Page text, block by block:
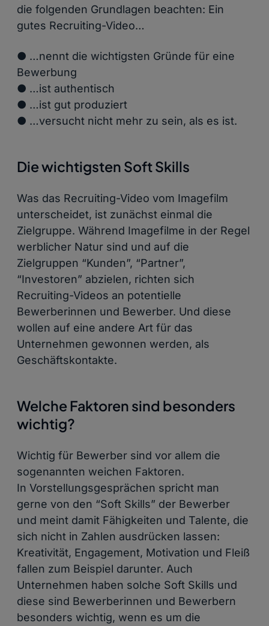
die folgenden Grundlagen beachten: Ein
gutes Recruiting-Video…
● …nennt die wichtigsten Gründe für eine
Bewerbung
● …ist authentisch
● …ist gut produziert
● …versucht nicht mehr zu sein, als es ist.
Die wichtigsten Soft Skills
Was das Recruiting-Video vom Imagefilm
unterscheidet, ist zunächst einmal die
Zielgruppe. Während Imagefilme in der Regel
werblicher Natur sind und auf die
Zielgruppen “Kunden”, “Partner”,
“Investoren” abzielen, richten sich
Recruiting-Videos an potentielle
Bewerberinnen und Bewerber. Und diese
wollen auf eine andere Art für das
Unternehmen gewonnen werden, als
Geschäftskontakte.
Welche Faktoren sind besonders
wichtig?
Wichtig für Bewerber sind vor allem die
sogenannten weichen Faktoren.
In Vorstellungsgesprächen spricht man
gerne von den “Soft Skills” der Bewerber
und meint damit Fähigkeiten und Talente, die
sich nicht in Zahlen ausdrücken lassen:
Kreativität, Engagement, Motivation und Fleiß
fallen zum Beispiel darunter. Auch
Unternehmen haben solche Soft Skills und
diese sind Bewerberinnen und Bewerbern
besonders wichtig, wenn es um die